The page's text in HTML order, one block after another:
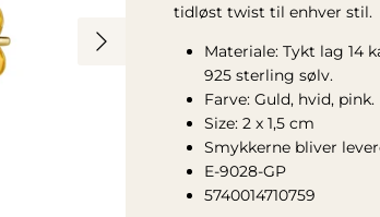
tidløst twist til enhver stil.
Materiale: Tykt lag 14
925 sterling sølv.
Farve: Guld, hvid, pink.
Size: 2 x 1,5 cm
Smykkerne bliver
E-9028-GP
5740014710759